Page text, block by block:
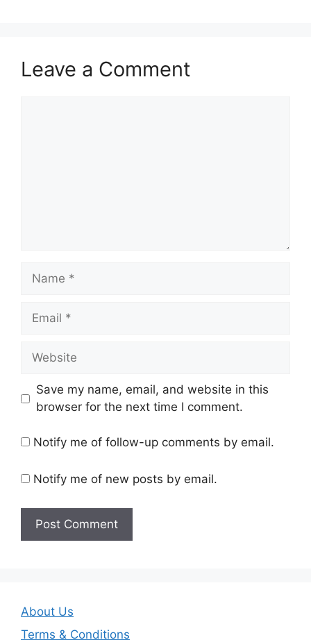
Leave a Comment
Name
Email
Website
Save my name, email, and website in this
browser for the next time I comment.
Notify me of follow-up comments by email.
Notify me of new posts by email.
About Us
Terms & Conditions